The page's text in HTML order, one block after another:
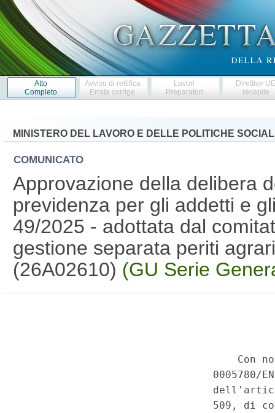
Atto
Completo
Avviso di rettifica
Errata corrige
Lavori
Preparatori
Direttive
recepite
MINISTERO DEL LAVORO E DELLE POLITICHE
COMUNICATO
Approvazione della delibera
previdenza per gli addetti e
49/2025 - adottata dal
gestione separata periti
(26A02610) (GU Serie